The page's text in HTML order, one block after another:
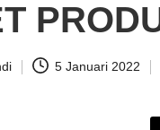
5 Januari 2022